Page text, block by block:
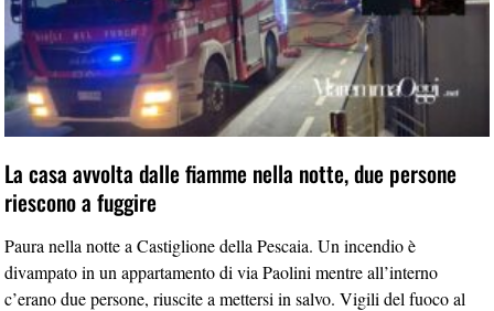
La casa avvolta dalle fiamme nella notte, due persone
riescono a fuggire
Paura nella notte a Castiglione della Pescaia. Un incendio è
divampato in un appartamento di via Paolini mentre all’interno
c’erano due persone, riuscite a mettersi in salvo. Vigili del fuoco al